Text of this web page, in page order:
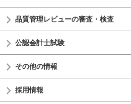
品質管理レビューの審査・検査
公認会計士試験
その他の情報
採用情報